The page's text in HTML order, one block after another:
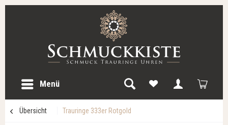
Menü
Übersicht Trauringe 333er Rotgold